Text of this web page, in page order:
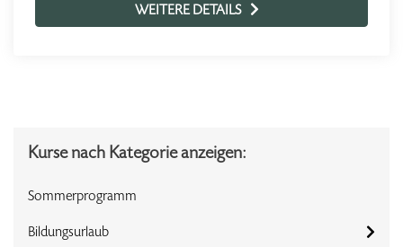
WEITERE DETAILS
Kurse nach Kategorie anzeigen:
Sommerprogramm
Bildungsurlaub